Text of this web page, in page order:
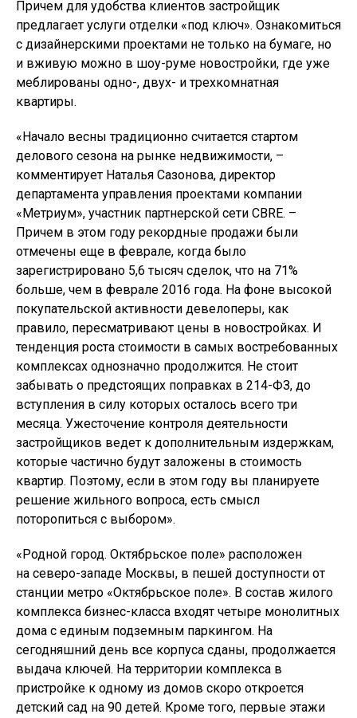
Причем для удобства клиентов застройщик
предлагает услуги отделки «под ключ». Ознакомиться
с дизайнерскими проектами не только на бумаге, но
и вживую можно в шоу-руме новостройки, где уже
меблированы одно-, двух- и трехкомнатная
квартиры.
«Начало весны традиционно считается стартом
делового сезона на рынке недвижимости, –
комментирует Наталья Сазонова, директор
департамента управления проектами компании
«Метриум», участник партнерской сети CBRE. –
Причем в этом году рекордные продажи были
отмечены еще в феврале, когда было
зарегистрировано 5,6 тысяч сделок, что на 71%
больше, чем в феврале 2016 года. На фоне высокой
покупательской активности девелоперы, как
правило, пересматривают цены в новостройках. И
тенденция роста стоимости в самых востребованных
комплексах однозначно продолжится. Не стоит
забывать о предстоящих поправках в 214-ФЗ, до
вступления в силу которых осталось всего три
месяца. Ужесточение контроля деятельности
застройщиков ведет к дополнительным издержкам,
которые частично будут заложены в стоимость
квартир. Поэтому, если в этом году вы планируете
решение жильного вопроса, есть смысл
поторопиться с выбором».
«Родной город. Октябрьское поле» расположен
на северо-западе Москвы, в пешей доступности от
станции метро «Октябрьское поле». В состав жилого
комплекса бизнес-класса входят четыре монолитных
дома с единым подземным паркингом. На
сегодняшний день все корпуса сданы, продолжается
выдача ключей. На территории комплекса в
пристройке к одному из домов скоро откроется
детский сад на 90 детей. Кроме того, первые этажи